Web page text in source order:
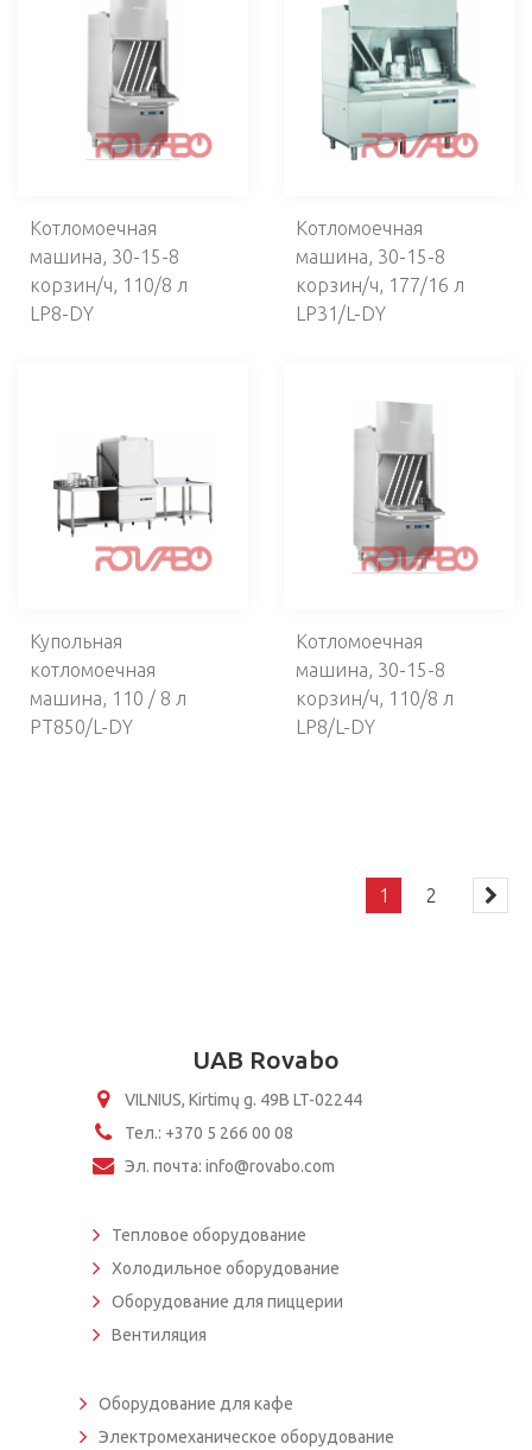
Котломоечная
машина, 30-15-8
корзин/ч, 110/8 л
LP8-DY
Котломоечная
машина, 30-15-8
корзин/ч, 177/16 л
LP31/L-DY
Купольная
котломоечная
машина, 110 / 8 л
PT850/L-DY
Котломоечная
машина, 30-15-8
корзин/ч, 110/8 л
LP8/L-DY
1 2
UAB Rovabo
VILNIUS, Kirtimų g. 49B LT-02244
Тел.: +370 5 266 00 08
Эл. почта: info@rovabo.com
Тепловое оборудование
Холодильное оборудование
Оборудование для пиццерии
Вентиляция
Оборудование для кафе
Электромеханическое оборудование